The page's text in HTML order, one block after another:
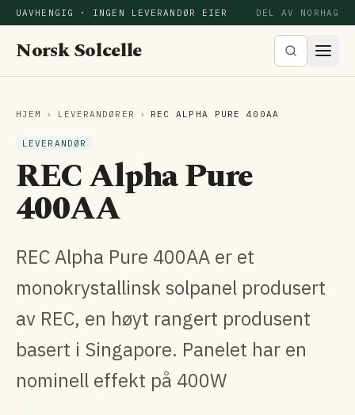
UAVHENGIG · INGEN LEVERANDØR EIER DEL AV NORHAG
Norsk Solcelle
HJEM › LEVERANDØRER › REC ALPHA PURE 400AA
LEVERANDØR
REC Alpha Pure
400AA
REC Alpha Pure 400AA er et
monokrystallinsk solpanel produsert
av REC, en høyt rangert produsent
basert i Singapore. Panelet har en
nominell effekt på 400W